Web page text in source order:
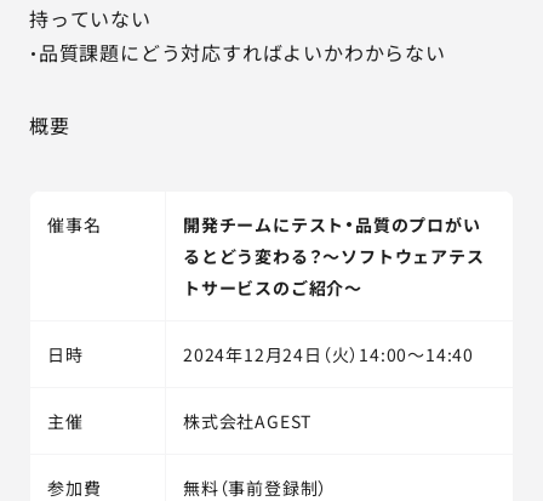
持っていない
・品質課題にどう対応すればよいかわからない
概要
催事名
開発チームにテスト・品質のプロがい
るとどう変わる？～ソフトウェアテス
トサービスのご紹介～
日時 2024年12月24日（火）14:00～14:40
主催 株式会社AGEST
参加費 無料（事前登録制）